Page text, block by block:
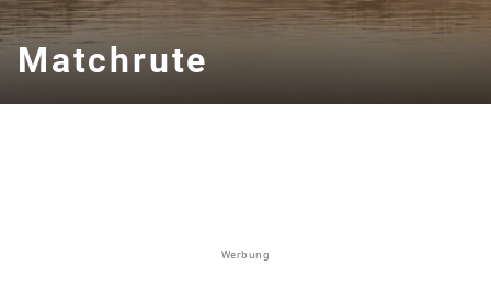
Matchrute
Werbung